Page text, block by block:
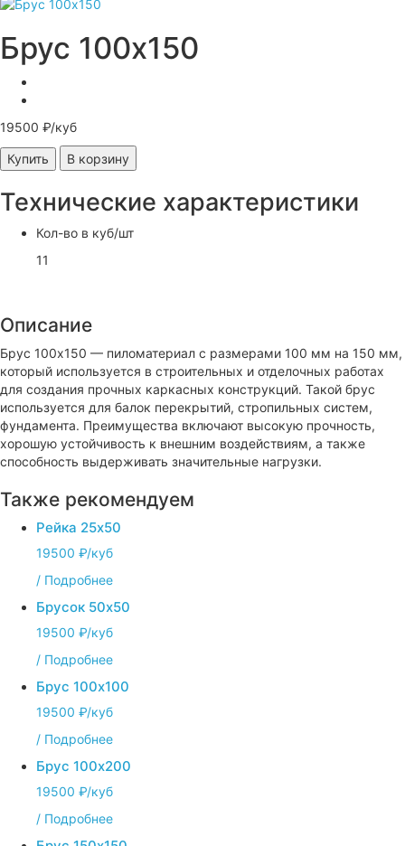
Брус 100х150
19500 ₽/куб
Купить В корзину
Технические характеристики
Кол-во в куб/шт
11
Описание
Брус 100х150 — пиломатериал с размерами 100 мм на 150 мм,
который используется в строительных и отделочных работах
для создания прочных каркасных конструкций. Такой брус
используется для балок перекрытий, стропильных систем,
фундамента. Преимущества включают высокую прочность,
хорошую устойчивость к внешним воздействиям, а также
способность выдерживать значительные нагрузки.
Также рекомендуем
Рейка 25х50
19500 ₽/куб
/ Подробнее
Брусок 50х50
19500 ₽/куб
/ Подробнее
Брус 100х100
19500 ₽/куб
/ Подробнее
Брус 100х200
19500 ₽/куб
/ Подробнее